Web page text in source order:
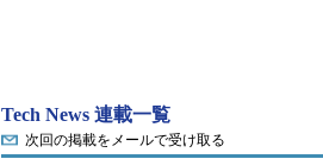
Tech News 連載一覧
次回の掲載をメールで受け取る